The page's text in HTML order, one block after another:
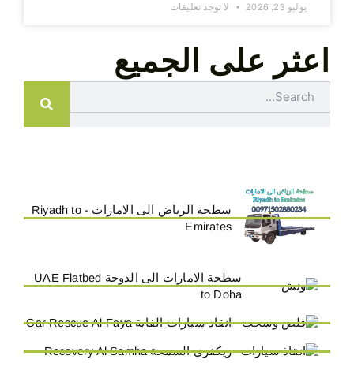
يوليو 23, 2026 لا توجد تعليقات
اعثر على الجميع
سطحة الرياض الى الامارات - Riyadh to
Emirates
سطحة الامارات الى الدوحة UAE Flatbed
to Doha
انقاذ سيارات الفاية Car Rescue Al-Faya
ريكفري السمحة Recovery Al Samha